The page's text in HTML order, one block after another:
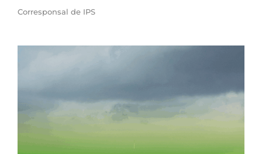
Corresponsal de IPS